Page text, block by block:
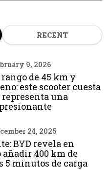
RECENT
9, 2026
rango de 45 km y
este scooter cuesta
representa una
24, 2025
BYD revela en
400 km de
5 minutos de carga